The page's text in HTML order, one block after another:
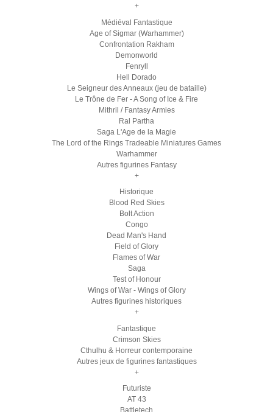
+
Médiéval Fantastique
Age of Sigmar (Warhammer)
Confrontation Rakham
Demonworld
Fenryll
Hell Dorado
Le Seigneur des Anneaux (jeu de bataille)
Le Trône de Fer - A Song of Ice & Fire
Mithril / Fantasy Armies
Ral Partha
Saga L'Age de la Magie
The Lord of the Rings Tradeable Miniatures Games
Warhammer
Autres figurines Fantasy
+
Historique
Blood Red Skies
Bolt Action
Congo
Dead Man's Hand
Field of Glory
Flames of War
Saga
Test of Honour
Wings of War - Wings of Glory
Autres figurines historiques
+
Fantastique
Crimson Skies
Cthulhu & Horreur contemporaine
Autres jeux de figurines fantastiques
+
Futuriste
AT 43
Battletech